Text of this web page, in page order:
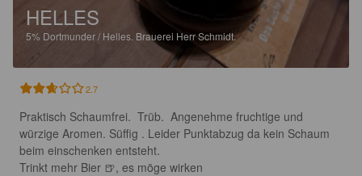
HELLES
5% Dortmunder / Helles. Brauerei Herr Schmidt.
2.7
Praktisch Schaumfrei.  Trüb.  Angenehme fruchtige und
würzige Aromen. Süffig . Leider Punktabzug da kein Schaum
beim einschenken entsteht.
Trinkt mehr Bier 🍺, es möge wirken